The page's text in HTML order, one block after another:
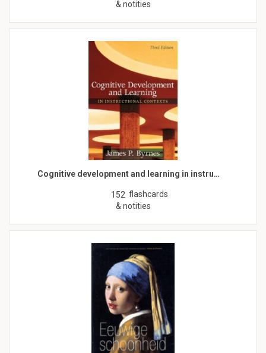
& notities
Cognitive development and learning in instru…
152 flashcards
& notities